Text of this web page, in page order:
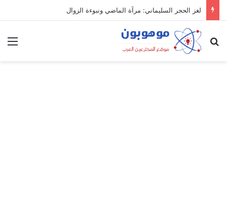
لغز الحجر السليماني: مرآة الماضي ونبوءة الزوال
بحث عن